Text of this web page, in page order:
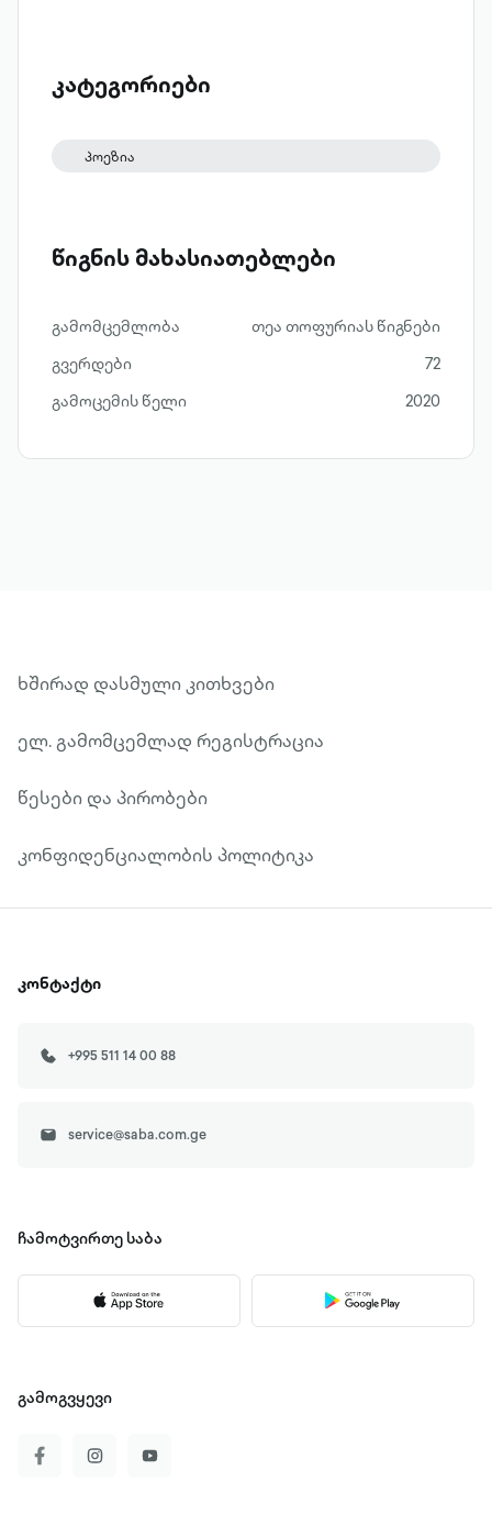
კატეგორიები
პოეზია
წიგნის მახასიათებლები
გამომცემლობა
თეა თოფურიას წიგნები
გვერდები
72
გამოცემის წელი
2020
ხშირად დასმული კითხვები
ელ. გამომცემლად რეგისტრაცია
წესები და პირობები
კონფიდენციალობის პოლიტიკა
კონტაქტი
+995 511 14 00 88
service@saba.com.ge
ჩამოტვირთე საბა
გამოგვყევი